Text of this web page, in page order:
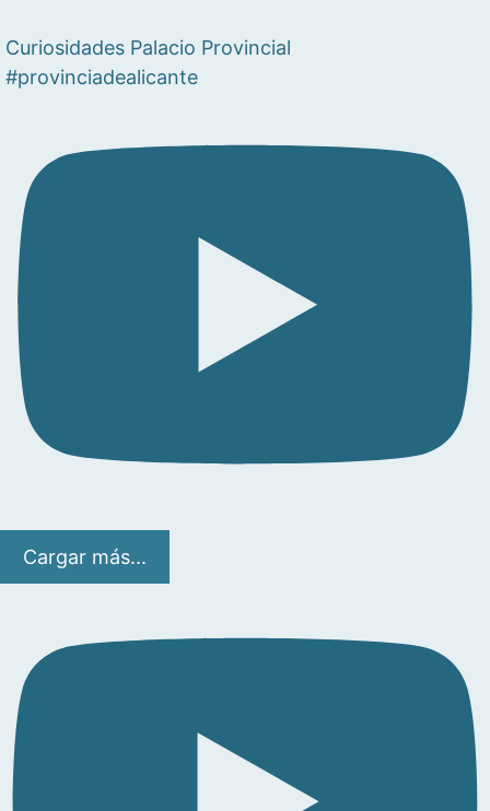
Curiosidades Palacio Provincial
#provinciadealicante
Cargar más...